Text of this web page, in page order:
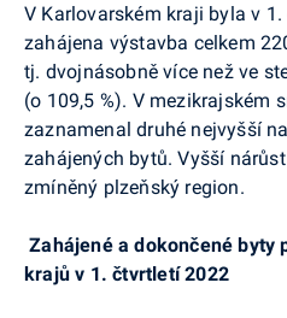
V Karlovarském kraji byla v
zahájena výstavba celkem
tj. dvojnásobně více než ve
(o 109,5 %). V mezikrajském
zaznamenal druhé nejvyšší
zahájených bytů. Vyšší
zmíněný plzeňský region.
Zahájené a dokončené byty
krajů v 1. čtvrtletí 2022